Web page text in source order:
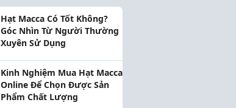
Hạt Macca Có Tốt Không?
Góc Nhìn Từ Người Thường
Xuyên Sử Dụng
Kinh Nghiệm Mua Hạt Macca
Online Để Chọn Được Sản
Phẩm Chất Lượng